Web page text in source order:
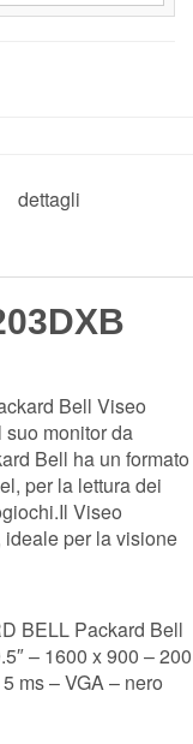
dettagli
Bell Viseo
monitor da
Bell ha un formato
per la lettura dei
Viseo
ideale per la visione
BELL Packard Bell
– 1600 x 900 – 200
ms – VGA – nero